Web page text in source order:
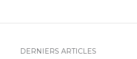
DERNIERS ARTICLES